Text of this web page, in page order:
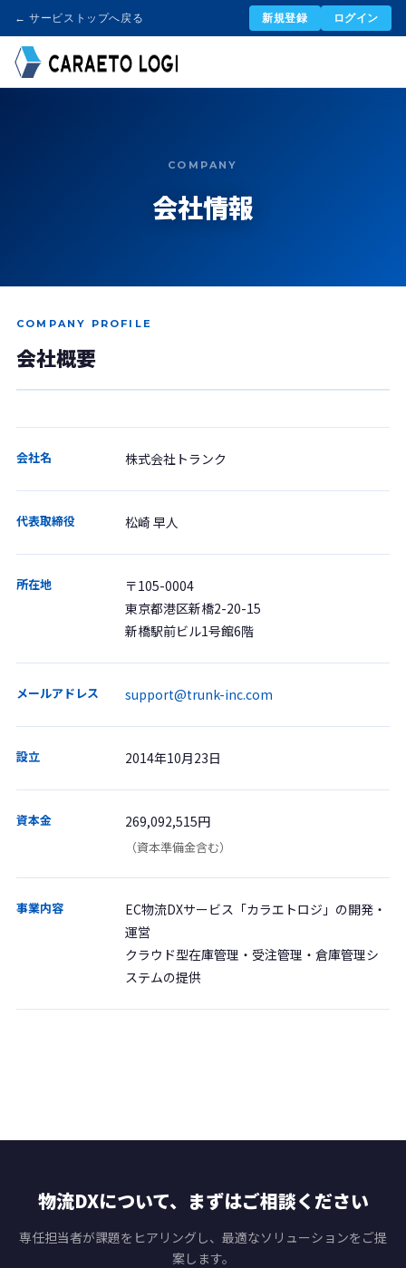
← サービストップへ戻る 新規登録 ログイン
COMPANY
会社情報
COMPANY PROFILE
会社概要
会社名 株式会社トランク
代表取締役 松崎 早人
所在地
〒105-0004
東京都港区新橋2-20-15
新橋駅前ビル1号館6階
メールアドレス support@trunk-inc.com
設立 2014年10月23日
資本金 269,092,515円
（資本準備金含む）
事業内容
EC物流DXサービス「カラエトロジ」の開発・
運営
クラウド型在庫管理・受注管理・倉庫管理シ
ステムの提供
物流DXについて、まずはご相談ください
専任担当者が課題をヒアリングし、最適なソリューションをご提
案します。